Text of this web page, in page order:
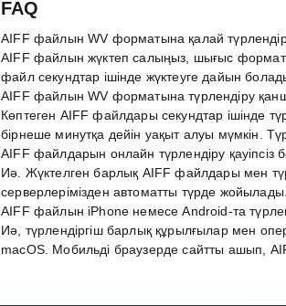
FAQ
AIFF файлын WV форматына қалай
AIFF файлын жүктеп салыңыз, шығыс
файл секундтар ішінде жүктеуге дайын
AIFF файлын WV форматына түрлендіру
Көптеген AIFF файлдары секундтар ішінде
бірнеше минутқа дейін уақыт алуы мүмкін.
AIFF файлдарын онлайн түрлендіру қауіпсіз
Иә. Жүктелген барлық AIFF файлдары мен
серверлерімізден автоматты түрде
AIFF файлын iPhone немесе Android-та
Иә, түрлендіргіш барлық құрылғылар мен
macOS. Мобильді браузерде сайтты ашып,